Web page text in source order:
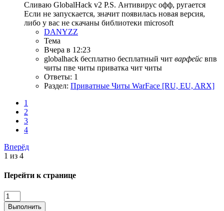
Сливаю GlobalHack v2 P.S. Антивирус офф, ругается
Если не запускается, значит появилась новая версия,
либо у вас не скачаны библиотеки microsoft
DANYZZ
Тема
Вчера в 12:23
globalhack бесплатно бесплатный чит варфейс впв
читы пве читы приватка чит читы
Ответы: 1
Раздел: Приватные Читы WarFace [RU, EU, ARX]
1
2
3
4
Вперёд
1 из 4
Перейти к странице
Выполнить